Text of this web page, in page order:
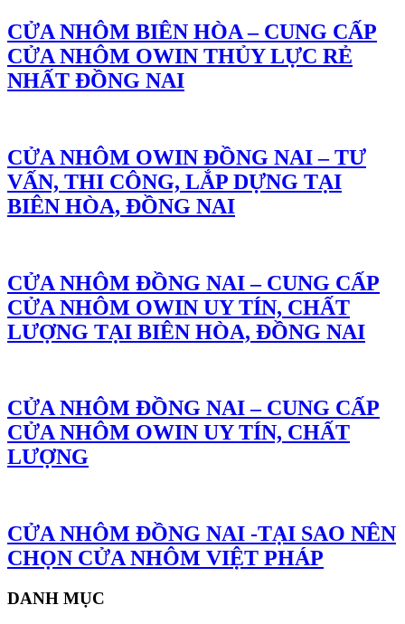
CỬA NHÔM BIÊN HÒA – CUNG CẤP
CỬA NHÔM OWIN THỦY LỰC RẺ
NHẤT ĐỒNG NAI
CỬA NHÔM OWIN ĐỒNG NAI – TƯ
VẤN, THI CÔNG, LẮP DỰNG TẠI
BIÊN HÒA, ĐỒNG NAI
CỬA NHÔM ĐỒNG NAI – CUNG CẤP
CỬA NHÔM OWIN UY TÍN, CHẤT
LƯỢNG TẠI BIÊN HÒA, ĐỒNG NAI
CỬA NHÔM ĐỒNG NAI – CUNG CẤP
CỬA NHÔM OWIN UY TÍN, CHẤT
LƯỢNG
CỬA NHÔM ĐỒNG NAI -TẠI SAO NÊN
CHỌN CỬA NHÔM VIỆT PHÁP
DANH MỤC